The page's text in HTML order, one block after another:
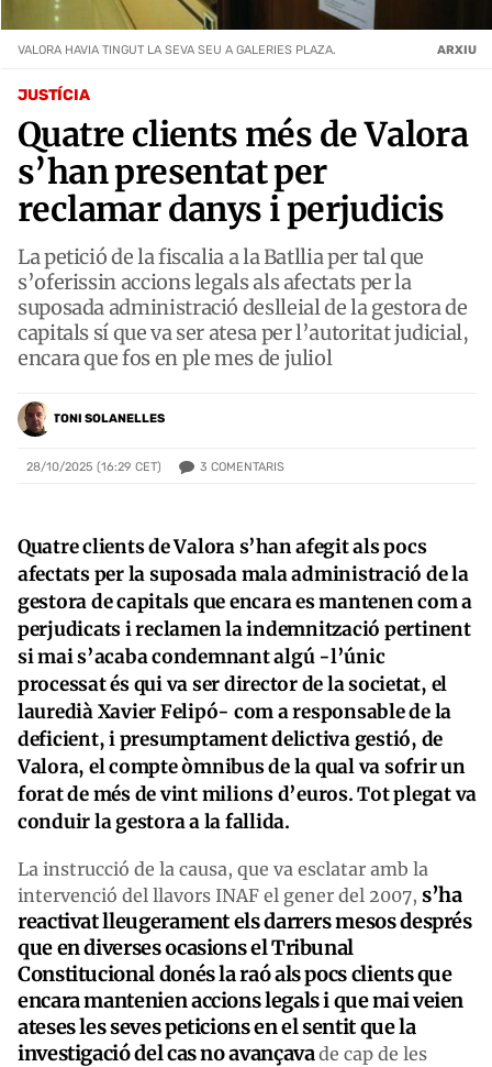
JUSTÍCIA
Quatre clients més de Valora
s’han presentat per
reclamar danys i perjudicis
La petició de la fiscalia a la Batllia per tal que
s’oferissin accions legals als afectats per la
suposada administració deslleial de la gestora de
capitals sí que va ser atesa per l’autoritat judicial,
encara que fos en ple mes de juliol
TONI SOLANELLES
28/10/2025 (16:29 CET) 3 COMENTARIS
VALORA HAVIA TINGUT LA SEVA SEU A GALERIES PLAZA. ARXIU
Quatre clients de Valora s’han afegit als pocs
afectats per la suposada mala administració de la
gestora de capitals que encara es mantenen com a
perjudicats i reclamen la indemnització pertinent
si mai s’acaba condemnant algú -l’únic
processat és qui va ser director de la societat, el
lauredià Xavier Felipó- com a responsable de la
deficient, i presumptament delictiva gestió, de
Valora, el compte òmnibus de la qual va sofrir un
forat de més de vint milions d’euros. Tot plegat va
conduir la gestora a la fallida.
La instrucció de la causa, que va esclatar amb la
intervenció del llavors INAF el gener del 2007, s’ha
reactivat lleugerament els darrers mesos després
que en diverses ocasions el Tribunal
Constitucional donés la raó als pocs clients que
encara mantenien accions legals i que mai veien
ateses les seves peticions en el sentit que la
investigació del cas no avançavade cap de les